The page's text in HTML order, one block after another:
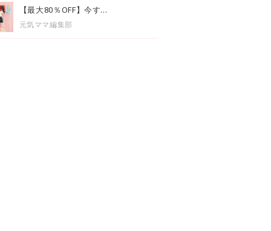
【最大80％OFF】今す...
元気ママ編集部